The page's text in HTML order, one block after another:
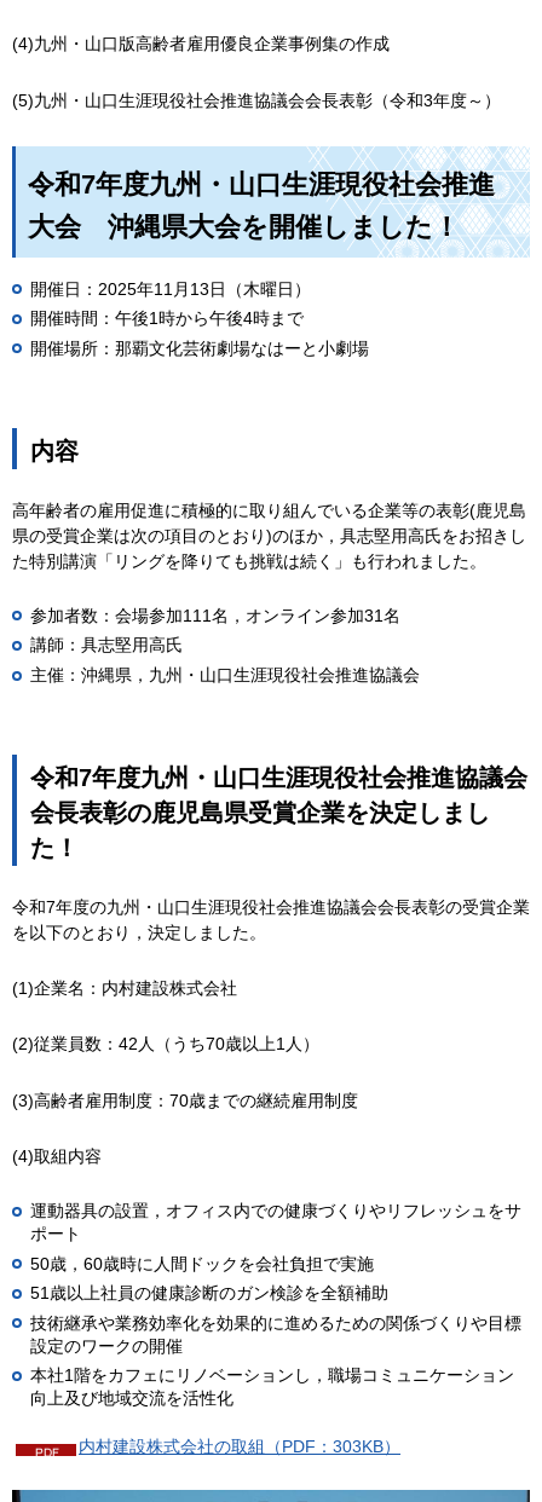
(4)九州・山口版高齢者雇用優良企業事例集の作成
(5)九州・山口生涯現役社会推進協議会会長表彰（令和3年度～）
令和7年度九州・山口生涯現役社会推進
大会 沖縄県大会を開催しました！
開催日：2025年11月13日（木曜日）
開催時間：午後1時から午後4時まで
開催場所：那覇文化芸術劇場なはーと小劇場
内容
高年齢者の雇用促進に積極的に取り組んでいる企業等の表彰(鹿児島
県の受賞企業は次の項目のとおり)のほか，具志堅用高氏をお招きし
た特別講演「リングを降りても挑戦は続く」も行われました。
参加者数：会場参加111名，オンライン参加31名
講師：具志堅用高氏
主催：沖縄県，九州・山口生涯現役社会推進協議会
令和7年度九州・山口生涯現役社会推進協議会
会長表彰の鹿児島県受賞企業を決定しまし
た！
令和7年度の九州・山口生涯現役社会推進協議会会長表彰の受賞企業
を以下のとおり，決定しました。
(1)企業名：内村建設株式会社
(2)従業員数：42人（うち70歳以上1人）
(3)高齢者雇用制度：70歳までの継続雇用制度
(4)取組内容
運動器具の設置，オフィス内での健康づくりやリフレッシュをサ
ポート
50歳，60歳時に人間ドックを会社負担で実施
51歳以上社員の健康診断のガン検診を全額補助
技術継承や業務効率化を効果的に進めるための関係づくりや目標
設定のワークの開催
本社1階をカフェにリノベーションし，職場コミュニケーション
向上及び地域交流を活性化
内村建設株式会社の取組（PDF：303KB）